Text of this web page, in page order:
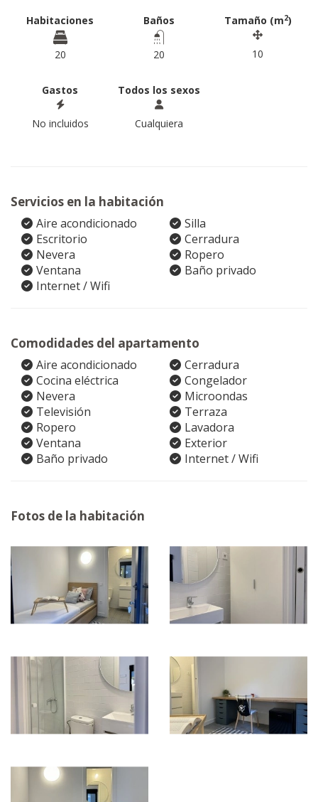
Habitaciones
20
Baños
20
Tamaño (m2)
10
Gastos
No incluidos
Todos los sexos
Cualquiera
Servicios en la habitación
Aire acondicionado
Silla
Escritorio
Cerradura
Nevera
Ropero
Ventana
Baño privado
Internet / Wifi
Comodidades del apartamento
Aire acondicionado
Cerradura
Cocina eléctrica
Congelador
Nevera
Microondas
Televisión
Terraza
Ropero
Lavadora
Ventana
Exterior
Baño privado
Internet / Wifi
Fotos de la habitación